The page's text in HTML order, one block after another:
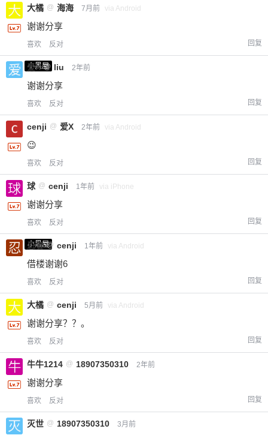
大橘 @ 海海 7月前 via Android
谢谢分享
喜欢 反对 回复
小黑屋
爱X @ liu 2年前
谢谢分享
喜欢 反对 回复
cenji @ 爱X 2年前 via Android
😉
喜欢 反对 回复
球 @ cenji 1年前 via iPhone
谢谢分享
喜欢 反对 回复
小黑屋
忍者 @ cenji 1年前 via Android
借楼谢谢6
喜欢 反对 回复
大橘 @ cenji 5月前 via Android
谢谢分享？？。
喜欢 反对 回复
牛牛1214 @ 18907350310 2年前
谢谢分享
喜欢 反对 回复
灭世 @ 18907350310 3月前